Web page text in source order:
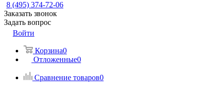
8 (495) 374-72-06
Заказать звонок
Задать вопрос
Войти
Корзина0
Отложенные0
Сравнение товаров0